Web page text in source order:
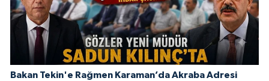
Bakan Tekin'e Rağmen Karaman’da Akraba Adresi